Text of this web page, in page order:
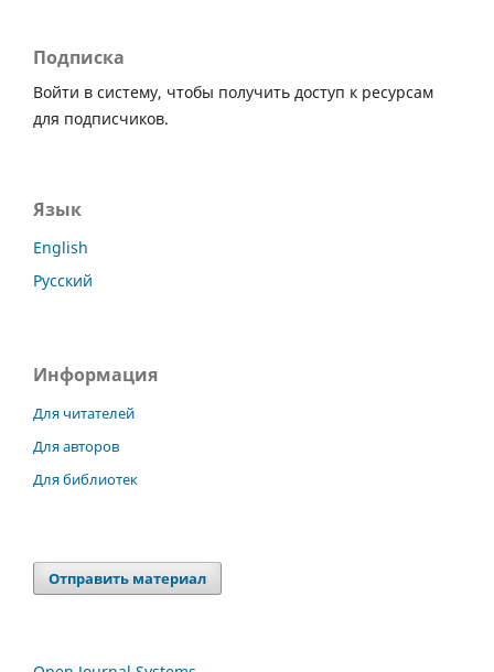
Подписка
Войти в систему, чтобы получить доступ к ресурсам
для подписчиков.
Язык
English
Русский
Информация
Для читателей
Для авторов
Для библиотек
Отправить материал